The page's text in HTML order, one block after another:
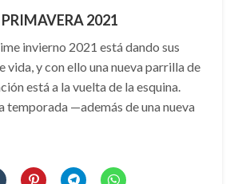
2021
invierno 2021 está dando sus
vida, y con ello una nueva parrilla de
está a la vuelta de la esquina.
temporada —además de una nueva